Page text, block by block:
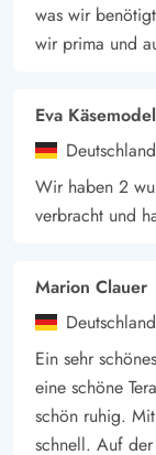
was wir
wir prima und
Eva Käsemodel
Deutschland
Wir haben 2
verbracht und
Marion Clauer
Deutschland
Ein sehr
eine schöne
schön ruhig.
schnell. Auf der